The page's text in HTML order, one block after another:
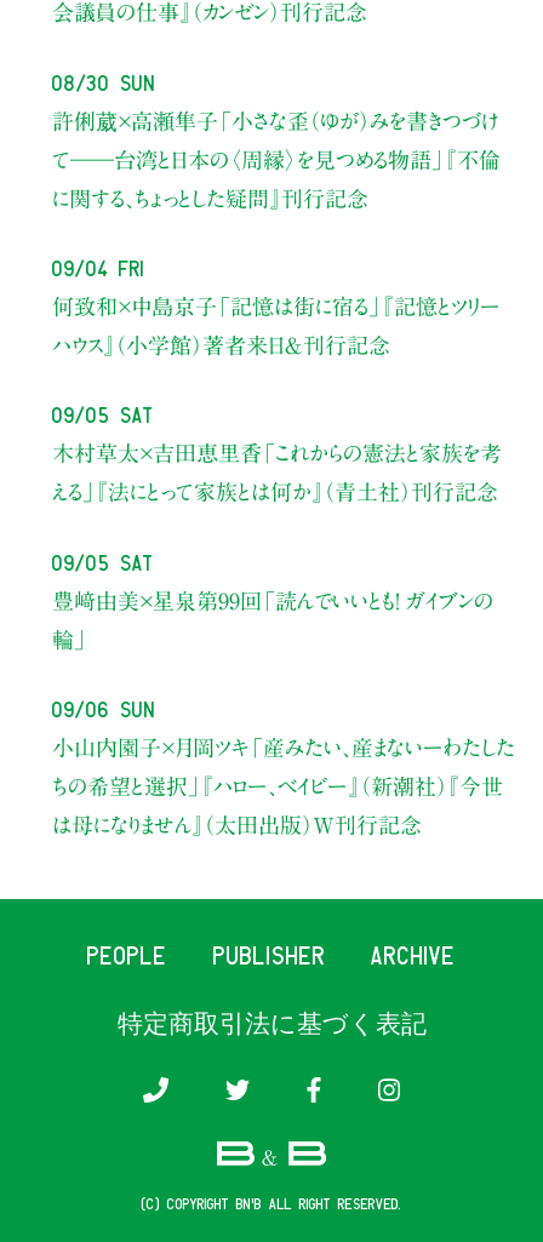
会議員の仕事』（カンゼン）刊行記念
08/30 Sun
許俐葳×高瀬隼子 「小さな歪（ゆが）みを書きつづけ
て――台湾と日本の〈周縁〉を見つめる物語」
『不倫
に関する、ちょっとした疑問』刊行記念
09/04 Fri
何致和×中島京子 「記憶は街に宿る」
『記憶とツリー
ハウス』（小学館）著者来日＆刊行記念
09/05 Sat
木村草太×吉田恵里香 「これからの憲法と家族を考
える」
『法にとって家族とは何か』（青土社）刊行記念
09/05 Sat
豊﨑由美×星泉 第99回「読んでいいとも！ ガイブンの
輪」
09/06 Sun
小山内園子×月岡ツキ 「産みたい、産まないーわたした
ちの希望と選択」
『ハロー、ベイビー』（新潮社） 『今世
は母になりません』（太田出版）W刊行記念
PEOPLE PUBLISHER ARCHIVE
特定商取引法に基づく表記
(c) COPYRIGHT B&B ALL RIGHT RESERVED.